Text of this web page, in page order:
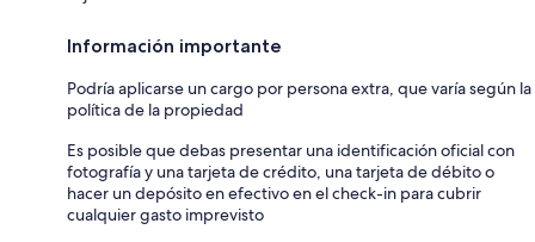
Información importante
Podría aplicarse un cargo por persona extra, que varía según la
política de la propiedad
Es posible que debas presentar una identificación oficial con
fotografía y una tarjeta de crédito, una tarjeta de débito o
hacer un depósito en efectivo en el check-in para cubrir
cualquier gasto imprevisto